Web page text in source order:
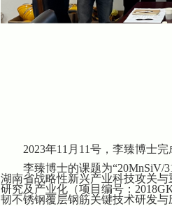
2023年11月11号，李臻博士
李臻博士的课题为“20MnSiV/
湖南省战略性新兴产业科技攻关
研究及产业化（项目编号：
韧不锈钢覆层钢筋关键技术研发